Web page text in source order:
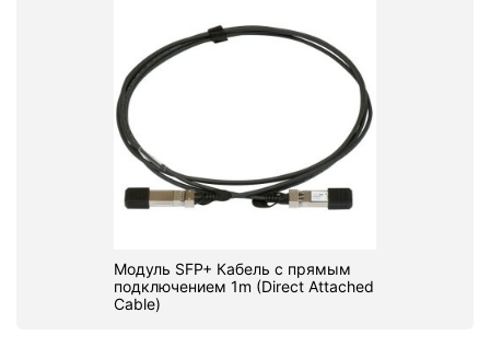
Модуль SFP+ Кабель с прямым
подключением 1m (Direct Attached
Cable)